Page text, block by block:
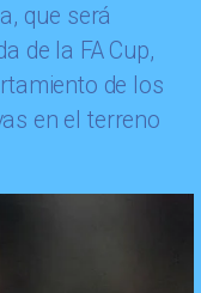
que será
de la FA Cup,
de los
en el terreno